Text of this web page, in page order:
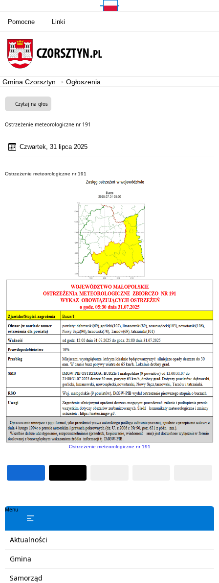
Pomocne Linki
Gmina Czorsztyn Ogłoszenia
Czytaj na głos
Ostrzeżenie meteorologiczne nr 191
Czwartek, 31 lipca 2025
Ostrzeżenie meteorologiczne nr 191
Ostrzeżenie meteorologiczne nr 191
Menu
Aktualności
Gmina
Samorząd